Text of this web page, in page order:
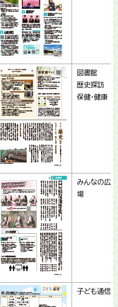
図書館
歴史探訪
保健・健康
みんなの広
場
子ども通信